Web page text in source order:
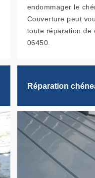
endommager le
Couverture peut
toute réparation de
06450.
Réparation